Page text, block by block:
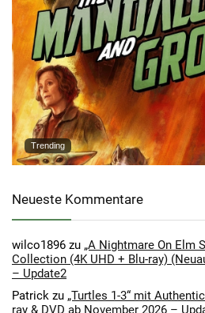
Trending
Neueste Kommentare
wilco1896 zu „A Nightmare On Elm
Collection (4K UHD + Blu-ray)
– Update2
Patrick zu „Turtles 1-3“ mit
ray & DVD ab November 2026 –